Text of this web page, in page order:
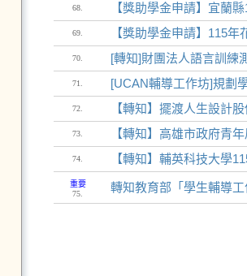
68. 【獎助學金申請】宜蘭
69. 【獎助學金申請】115
70. [轉知]財團法人語言訓練
71. [UCAN輔導工作坊]規劃
72. 【轉知】擺渡人生設計
73. 【轉知】高雄市政府青
74. 【轉知】輔英科技大學
重要
75.
轉知教育部「學生輔導工